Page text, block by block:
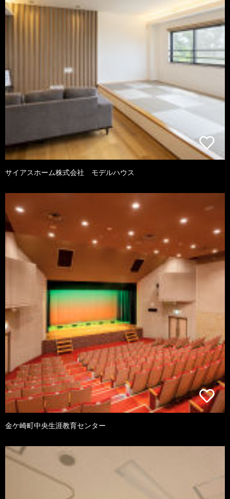
サイアスホーム株式会社 モデルハウス
金ケ崎町中央生涯教育センター